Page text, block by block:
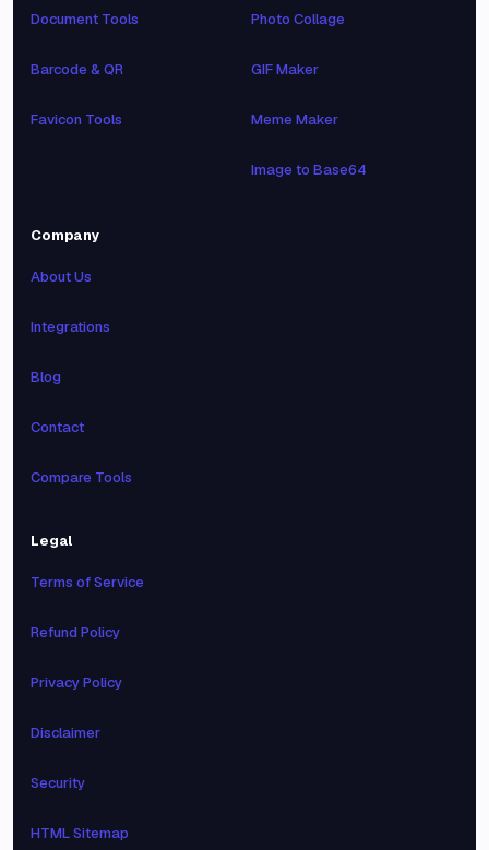
Document Tools
Barcode & QR
Favicon Tools
Photo Collage
GIF Maker
Meme Maker
Image to Base64
Company
About Us
Integrations
Blog
Contact
Compare Tools
Legal
Terms of Service
Refund Policy
Privacy Policy
Disclaimer
Security
HTML Sitemap